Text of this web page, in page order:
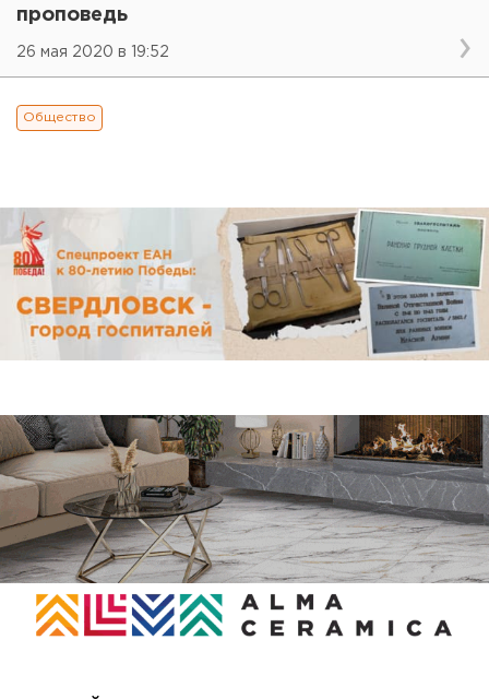
проповедь
26 мая 2020 в 19:52
Общество